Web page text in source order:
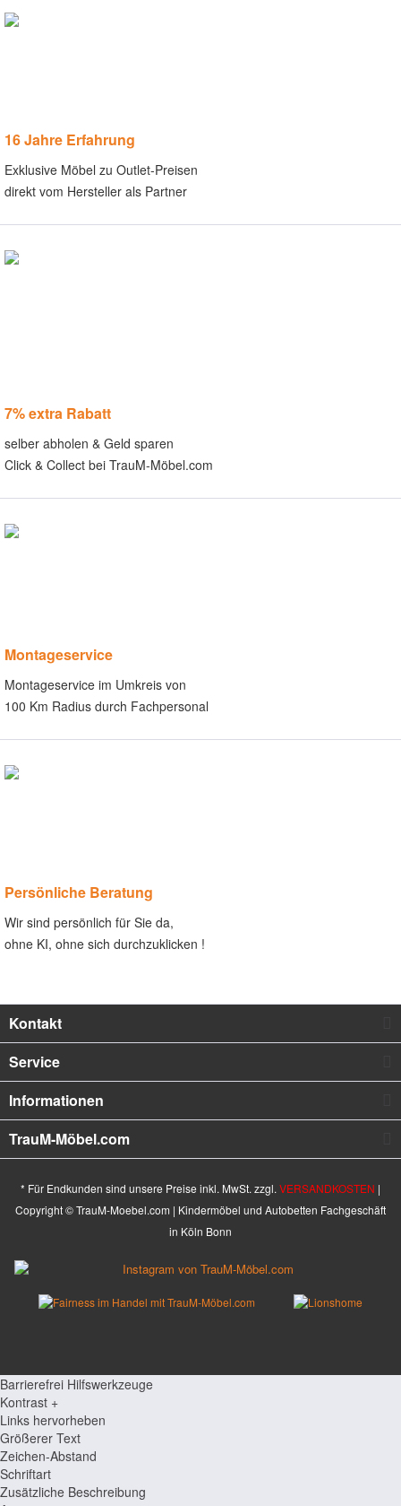
16 Jahre Erfahrung
Exklusive Möbel zu Outlet-Preisen
direkt vom Hersteller als Partner
7% extra Rabatt
selber abholen & Geld sparen
Click & Collect bei TrauM-Möbel.com
Montageservice
Montageservice im Umkreis von
100 Km Radius durch Fachpersonal
Persönliche Beratung
Wir sind persönlich für Sie da,
ohne KI, ohne sich durchzuklicken !
Kontakt
Service
Informationen
TrauM-Möbel.com
* Für Endkunden sind unsere Preise inkl. MwSt. zzgl. VERSANDKOSTEN |
Copyright © TrauM-Moebel.com | Kindermöbel und Autobetten Fachgeschäft
in Köln Bonn
Barrierefrei Hilfswerkzeuge
Kontrast +
Links hervorheben
Größerer Text
Zeichen-Abstand
Schriftart
Zusätzliche Beschreibung